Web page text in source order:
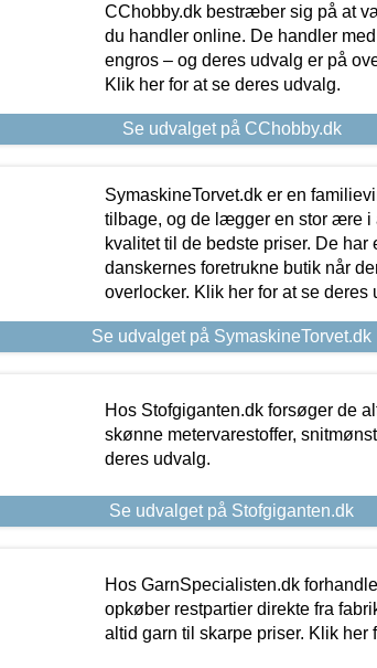
CChobby.dk bestræber sig på at
du handler online. De handler
engros – og deres udvalg er på
Klik her for at se deres udvalg.
Se udvalget på CChobby.dk
SymaskineTorvet.dk er en
tilbage, og de lægger en stor ære
kvalitet til de bedste priser. De
danskernes foretrukne butik når
overlocker. Klik her for at se deres
Se udvalget på SymaskineTorvet.dk
Hos Stofgiganten.dk forsøger de
skønne metervarestoffer,
deres udvalg.
Se udvalget på Stofgiganten.dk
Hos GarnSpecialisten.dk
opkøber restpartier direkte fra
altid garn til skarpe priser. Klik her